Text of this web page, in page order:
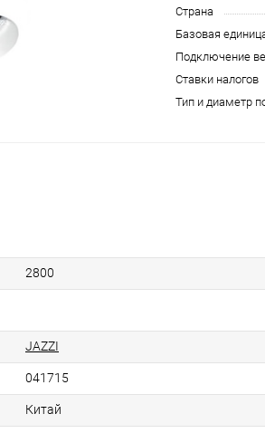
Страна
Базовая
Подключение
Ставки налогов
Тип и диаметр
2800
JAZZI
041715
Китай